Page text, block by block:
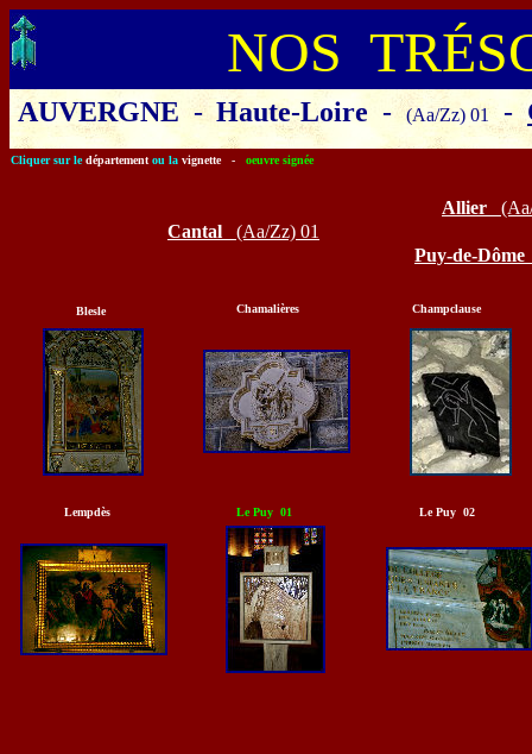
NOS
AUVERGNE - Haute-Loire - (Aa/Zz) 01 -
Cliquer sur le département ou la vignette - oeuvre signée
Allier
Cantal
(Aa/Zz) 01
Puy-de-
Blesle Chamalières Champclause
Lempdès Le Puy 01 Le Puy 02